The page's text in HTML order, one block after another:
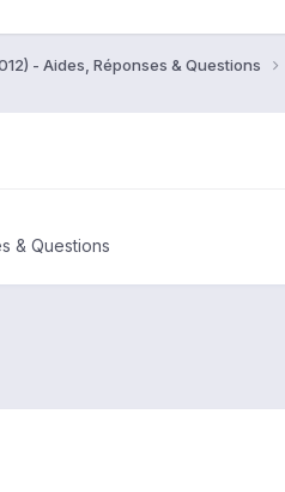
- Aides, Réponses & Questions
& Questions